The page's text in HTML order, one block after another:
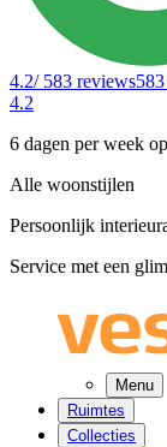
4.2/ 583 reviews
4.2
6 dagen per week
Alle woonstijlen
Persoonlijk
Service met een
Menu
Ruimtes
Collecties